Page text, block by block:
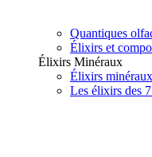
Quantiques
Élixirs et
Élixirs Minéraux
Élixirs
Les élixirs des